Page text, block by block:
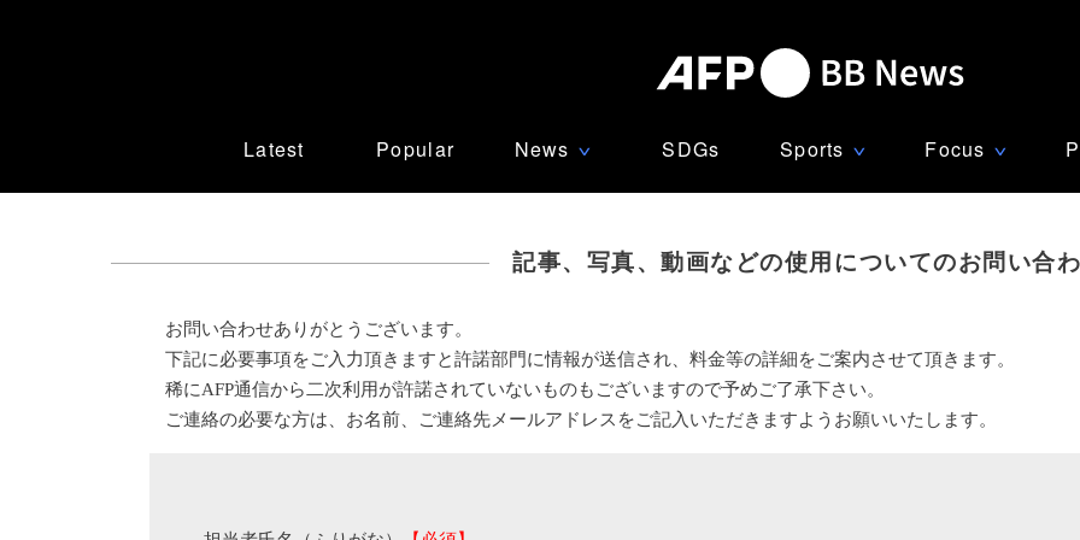
Latest Popular News ∨ SDGs Sports ∨ Focus ∨
記事、写真、動画などの使用についてのお問い合
お問い合わせありがとうございます。
下記に必要事項をご入力頂きますと許諾部門に情報が送信され、料金等の詳細をご案内させて頂きます。
稀にAFP通信から二次利用が許諾されていないものもございますので予めご了承下さい。
ご連絡の必要な方は、お名前、ご連絡先メールアドレスをご記入いただきますようお願いいたします。